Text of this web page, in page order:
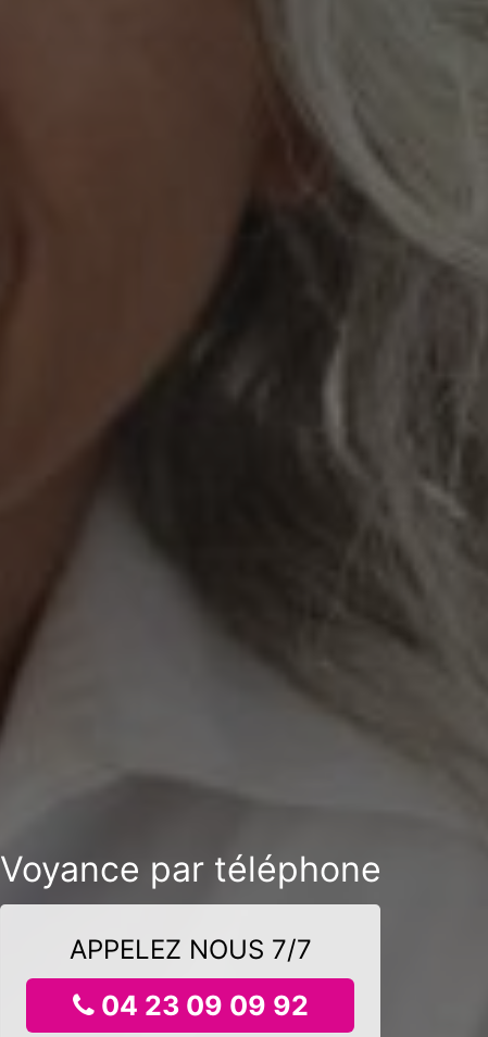
Voyance par téléphone
APPELEZ NOUS 7/7
04 23 09 09 92